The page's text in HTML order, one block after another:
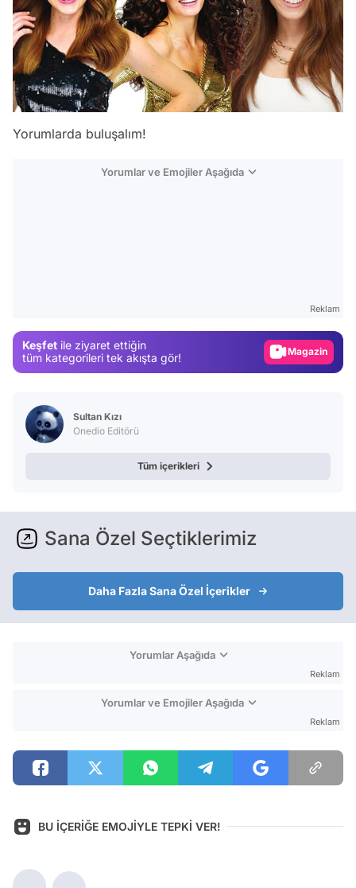
Yorumlarda buluşalım!
Yorumlar ve Emojiler Aşağıda
Reklam
Keşfet ile ziyaret ettiğin
tüm kategorileri tek akışta gör!
Gündem
Magazin
Video
Sultan Kızı
Onedio Editörü
Tüm içerikleri
Sana Özel Seçtiklerimiz
Daha Fazla Sana Özel İçerikler
Yorumlar Aşağıda
Reklam
Yorumlar ve Emojiler Aşağıda
Reklam
BU İÇERİĞE EMOJİYLE TEPKİ VER!